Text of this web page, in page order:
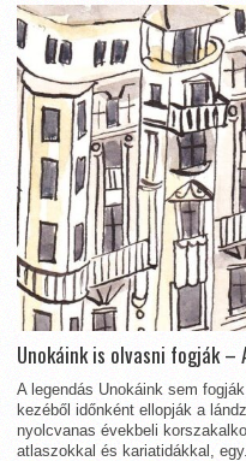
Unokáink is olvasni fogják
A legendás Unokáink sem
kezéből időnként ellopják a
nyolcvanas évekbeli
atlaszokkal és kariatidákkal,